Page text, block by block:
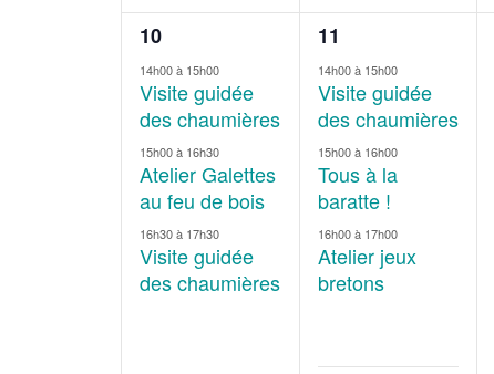
3
évènements,
10
14h00à 15h00
Visite guidée
des chaumières
15h00à 16h30
Atelier Galettes
au feu de bois
16h30à 17h30
Visite guidée
des chaumières
4
évènements,
11
14h00à 15h00
Visite guidée
des chaumières
15h00à 16h00
Tous à la
baratte !
16h00à 17h00
Atelier jeux
bretons